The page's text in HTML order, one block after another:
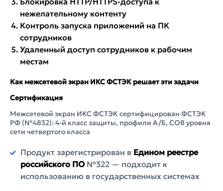
нежелательному контенту
Контроль запуска приложений на ПК
сотрудников
Удаленный доступ сотрудников к рабочим
местам
Как межсетевой экран ИКС ФСТЭК решает эти задачи
Сертификация
Межсетевой экран ИКС ФСТЭК сертифицирован ФСТЭК
РФ (№4832): 4-й класс защиты, профили A/Б, СОВ уровня
сети четвертого класса
Продукт зарегистрирован в Едином реестре
российского ПО№322 — подходит к
использованию в государственных системах